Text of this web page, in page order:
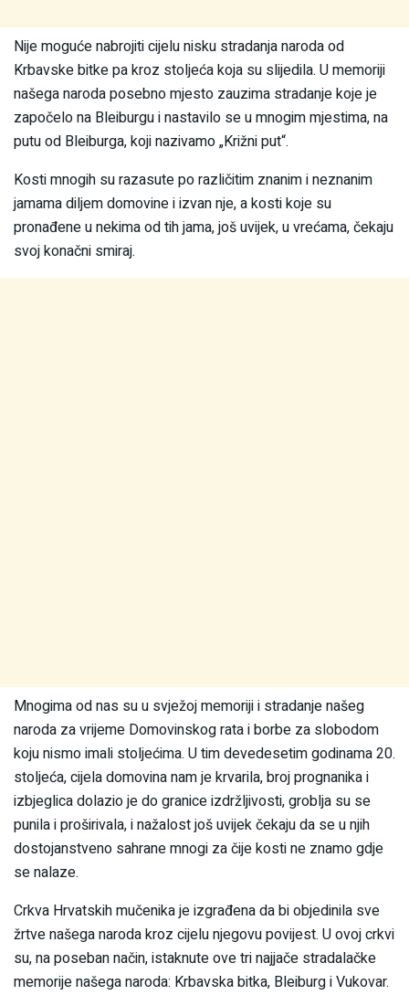
Nije moguće nabrojiti cijelu nisku stradanja naroda od
Krbavske bitke pa kroz stoljeća koja su slijedila. U memoriji
našega naroda posebno mjesto zauzima stradanje koje je
započelo na Bleiburgu i nastavilo se u mnogim mjestima, na
putu od Bleiburga, koji nazivamo „Križni put“.
Kosti mnogih su razasute po različitim znanim i neznanim
jamama diljem domovine i izvan nje, a kosti koje su
pronađene u nekima od tih jama, još uvijek, u vrećama, čekaju
svoj konačni smiraj.
Mnogima od nas su u svježoj memoriji i stradanje našeg
naroda za vrijeme Domovinskog rata i borbe za slobodom
koju nismo imali stoljećima. U tim devedesetim godinama 20.
stoljeća, cijela domovina nam je krvarila, broj prognanika i
izbjeglica dolazio je do granice izdržljivosti, groblja su se
punila i proširivala, i nažalost još uvijek čekaju da se u njih
dostojanstveno sahrane mnogi za čije kosti ne znamo gdje
se nalaze.
Crkva Hrvatskih mučenika je izgrađena da bi objedinila sve
žrtve našega naroda kroz cijelu njegovu povijest. U ovoj crkvi
su, na poseban način, istaknute ove tri najjače stradalačke
memorije našega naroda: Krbavska bitka, Bleiburg i Vukovar.